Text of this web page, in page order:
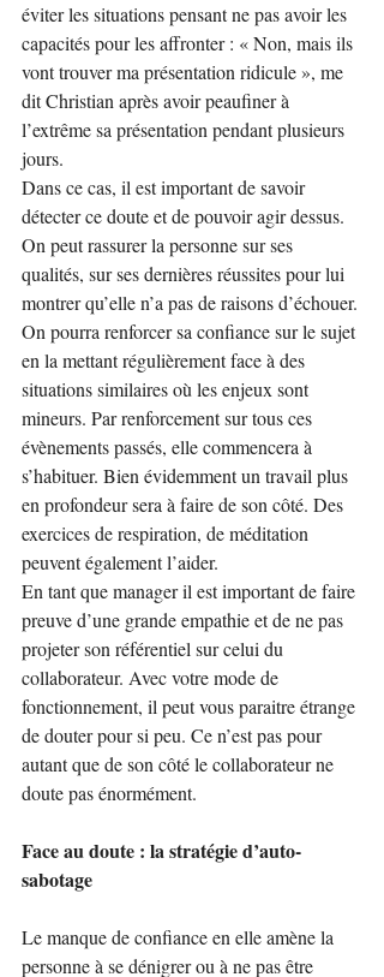
éviter les situations pensant ne pas avoir les
capacités pour les affronter : « Non, mais ils
vont trouver ma présentation ridicule », me
dit Christian après avoir peaufiner à
l’extrême sa présentation pendant plusieurs
jours.
Dans ce cas, il est important de savoir
détecter ce doute et de pouvoir agir dessus.
On peut rassurer la personne sur ses
qualités, sur ses dernières réussites pour lui
montrer qu’elle n’a pas de raisons d’échouer.
On pourra renforcer sa confiance sur le sujet
en la mettant régulièrement face à des
situations similaires où les enjeux sont
mineurs. Par renforcement sur tous ces
évènements passés, elle commencera à
s’habituer. Bien évidemment un travail plus
en profondeur sera à faire de son côté. Des
exercices de respiration, de méditation
peuvent également l’aider.
En tant que manager il est important de faire
preuve d’une grande empathie et de ne pas
projeter son référentiel sur celui du
collaborateur. Avec votre mode de
fonctionnement, il peut vous paraitre étrange
de douter pour si peu. Ce n’est pas pour
autant que de son côté le collaborateur ne
doute pas énormément.
Face au doute : la stratégie d’auto-
sabotage
Le manque de confiance en elle amène la
personne à se dénigrer ou à ne pas être